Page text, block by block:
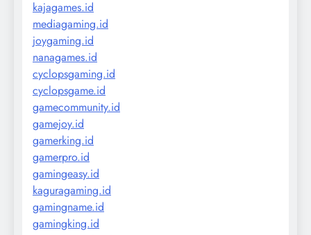
kajagames.id
mediagaming.id
joygaming.id
nanagames.id
cyclopsgaming.id
cyclopsgame.id
gamecommunity.id
gamejoy.id
gamerking.id
gamerpro.id
gamingeasy.id
kaguragaming.id
gamingname.id
gamingking.id